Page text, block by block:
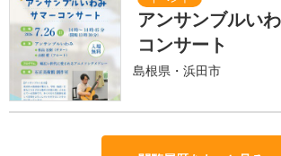
アンサンブルい
コンサート
島根県・浜田市